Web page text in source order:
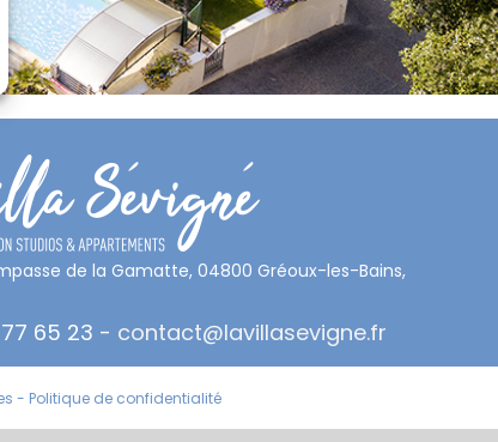
de la Gamatte, 04800 Gréoux-les-Bains,
65 23 - contact@lavillasevigne.fr
- Politique de confidentialité